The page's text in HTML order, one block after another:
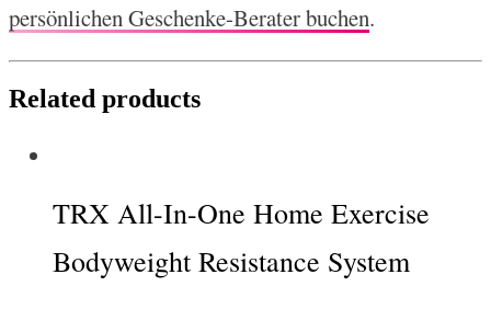
persönlichen Geschenke-Berater buchen.
Related products
TRX All-In-One Home Exercise
Bodyweight Resistance System